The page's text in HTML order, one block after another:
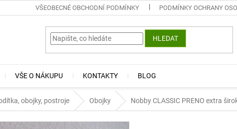
VŠEOBECNÉ OBCHODNÍ PODMÍNKY PODMÍNKY OCHRANY
HLEDAT
VŠE O NÁKUPU KONTAKTY BLOG
obojky, postroje Obojky Nobby CLASSIC PRENO extra